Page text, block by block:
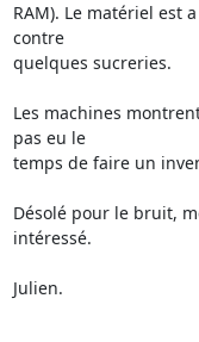
RAM). Le matériel est
contre
quelques sucreries.
Les machines
pas eu le
temps de faire un
Désolé pour le bruit,
intéressé.
Julien.